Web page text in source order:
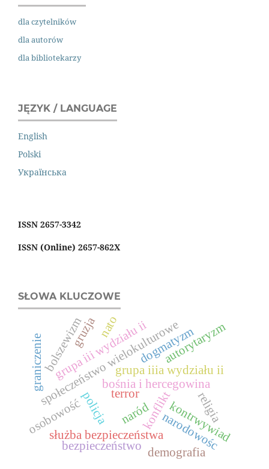
dla czytelników
dla autorów
dla bibliotekarzy
JĘZYK / LANGUAGE
English
Polski
Українська
ISSN 2657-3342
ISSN (Online) 2657-862X
SŁOWA KLUCZOWE
bośnia i hercegowina
społeczeństwo wielokulturowe
konflikt
służba bezpieczeństwa kontrwywiad
grupa iii wydziału iigrupa iiia wydziału ii
policja
bezpieczeństwo
bolszewizm
demografia
narodowośc
terror
dogmatyzm
osobowość religia
autorytaryzm
nato
naród
gruzja
graniczenie